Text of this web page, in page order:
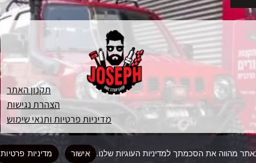
תקנון האתר
הצהרת נגישות
מדיניות פרטיות ותנאי שימוש
אישור מדיניות פרטיות